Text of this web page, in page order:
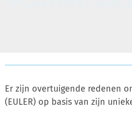
Er zijn overtuigende redenen
(EULER) op basis van zijn